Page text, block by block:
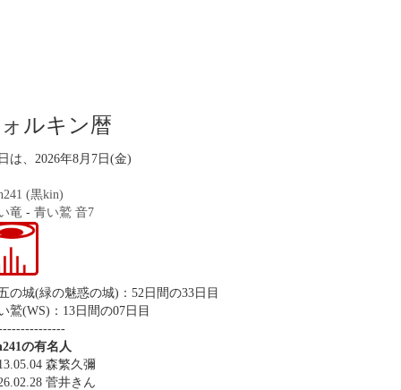
ルキン暦
は、2026年8月7日(金)
(黒kin)
竜 - 青い鷲 音7
の城(緑の魅惑の城)：52日間の33日目
鷲(WS)：13日間の07日目
の有名人
森繁久彌
菅井きん